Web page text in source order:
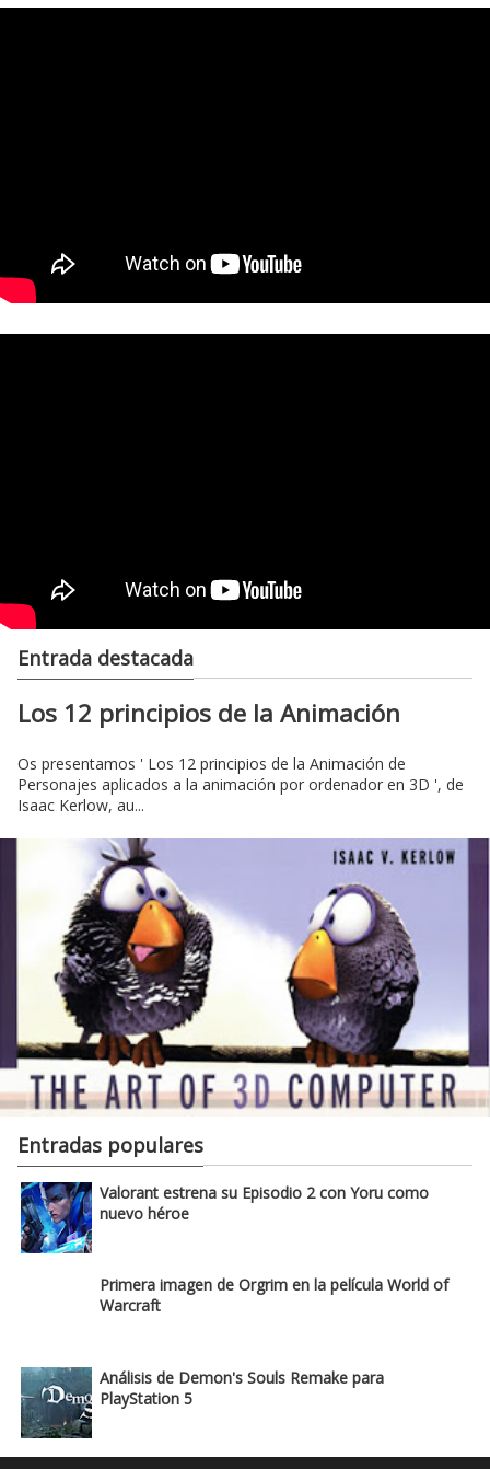
Entrada destacada
Los 12 principios de la Animación
Os presentamos ' Los 12 principios de la Animación de
Personajes aplicados a la animación por ordenador en 3D ', de
Isaac Kerlow, au...
Entradas populares
Valorant estrena su Episodio 2 con Yoru como
nuevo héroe
Primera imagen de Orgrim en la película World of
Warcraft
Análisis de Demon's Souls Remake para
PlayStation 5